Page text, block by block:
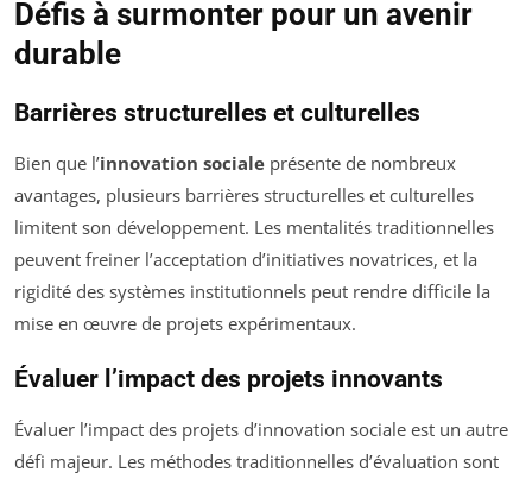
Défis à surmonter pour un avenir
durable
Barrières structurelles et culturelles
Bien que l’innovation sociale présente de nombreux
avantages, plusieurs barrières structurelles et culturelles
limitent son développement. Les mentalités traditionnelles
peuvent freiner l’acceptation d’initiatives novatrices, et la
rigidité des systèmes institutionnels peut rendre difficile la
mise en œuvre de projets expérimentaux.
Évaluer l’impact des projets innovants
Évaluer l’impact des projets d’innovation sociale est un autre
défi majeur. Les méthodes traditionnelles d’évaluation sont